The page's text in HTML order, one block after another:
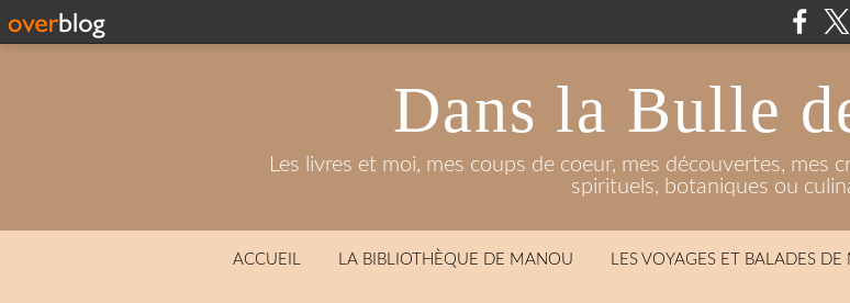
Dans la Bulle
Les livres et moi, mes coups de coeur, mes découvertes, mes
spirituels, botaniques ou
ACCUEIL LA BIBLIOTHÈQUE DE MANOU LES VOYAGES ET BALADES